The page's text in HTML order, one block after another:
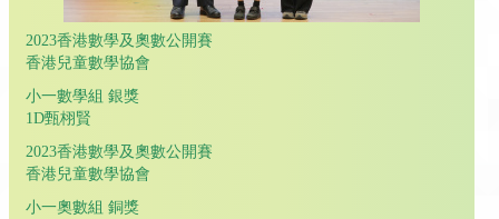
2023香港數學及奧數公開賽
香港兒童數學協會
小一數學組 銀獎
1D甄栩賢
2023香港數學及奧數公開賽
香港兒童數學協會
小一奧數組 銅獎